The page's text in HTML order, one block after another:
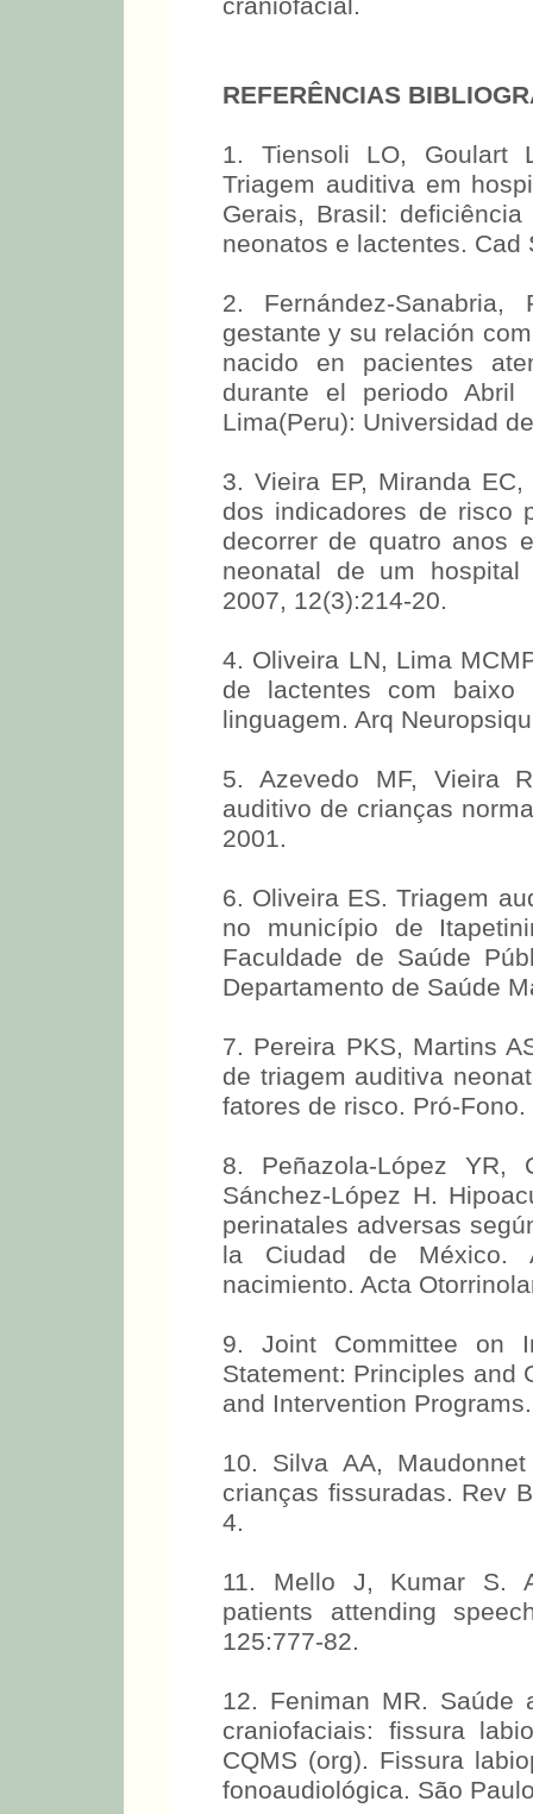
craniofacial.
REFERÊNCIAS
1. Tiensoli LO, Goulart
Triagem auditiva em
Gerais, Brasil:
neonatos e lactentes.
2. Fernández-
gestante y su relación
nacido en pacientes
durante el periodo Abril
Lima(Peru): Universidad
3. Vieira EP, Miranda
dos indicadores de risco
decorrer de quatro anos
neonatal de um
2007, 12(3):214-20.
4. Oliveira LN, Lima
de lactentes com baixo
linguagem. Arq
5. Azevedo MF, Vieira
auditivo de crianças
2001.
6. Oliveira ES. Triagem
no município de
Faculdade de Saúde
Departamento de Saúde
7. Pereira PKS, Martins
de triagem auditiva
fatores de risco. Pró-
8. Peñazola-López YR,
Sánchez-López H.
perinatales adversas
la Ciudad de México.
nacimiento. Acta
9. Joint Committee on
Statement: Principles and
and Intervention
10. Silva AA,
crianças fissuradas. Rev
4.
11. Mello J, Kumar S.
patients attending
125:777-82.
12. Feniman MR. Saúde
craniofaciais: fissura
CQMS (org). Fissura
fonoaudiológica. São